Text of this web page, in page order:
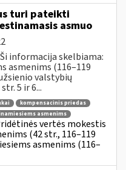
turi pateikti
asmuo
informacija skelbiama:
asmenims (116–119
valstybių
5 ir 6...
kompensacinis priedas
asmenims
vertės mokestis
(42 str., 116–119
asmenims (116–